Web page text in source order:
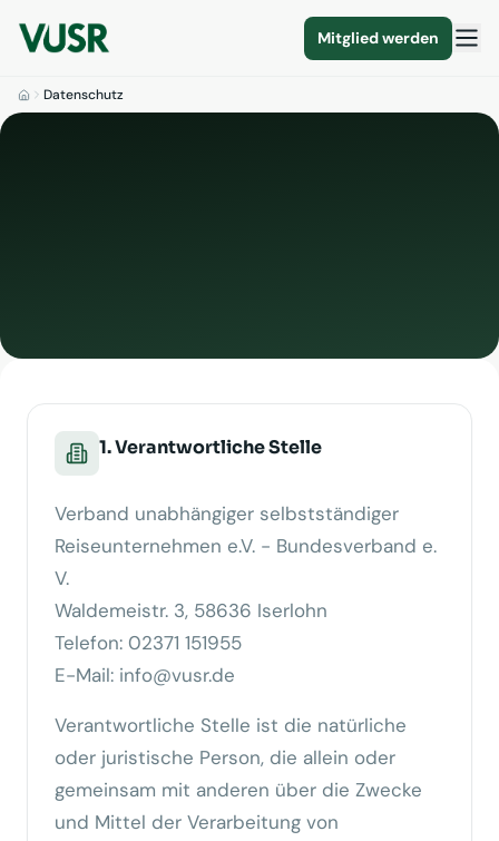
Mitglied werden
Datenschutz
1. Verantwortliche Stelle
Verband unabhängiger selbstständiger
Reiseunternehmen e.V. - Bundesverband e.
V.
Waldemeistr. 3, 58636 Iserlohn
Telefon: 02371 151955
E-Mail: info@vusr.de
Verantwortliche Stelle ist die natürliche
oder juristische Person, die allein oder
gemeinsam mit anderen über die Zwecke
und Mittel der Verarbeitung von